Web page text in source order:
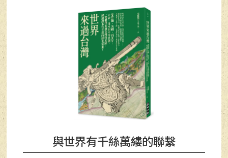
與世界有千絲萬縷的聯繫